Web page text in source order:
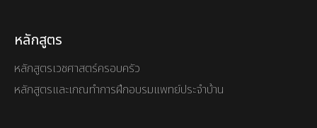
หลักสูตร
หลักสูตรเวชศาสตร์ครอบครัว
หลักสูตรและเกณทำการฝึกอบรมแพทย์ประจำบ้าน